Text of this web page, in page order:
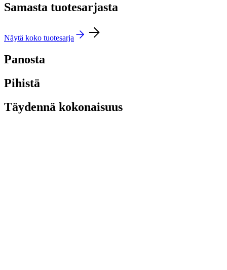
Samasta tuotesarjasta
Näytä koko tuotesarja
Panosta
Pihistä
Täydennä kokonaisuus